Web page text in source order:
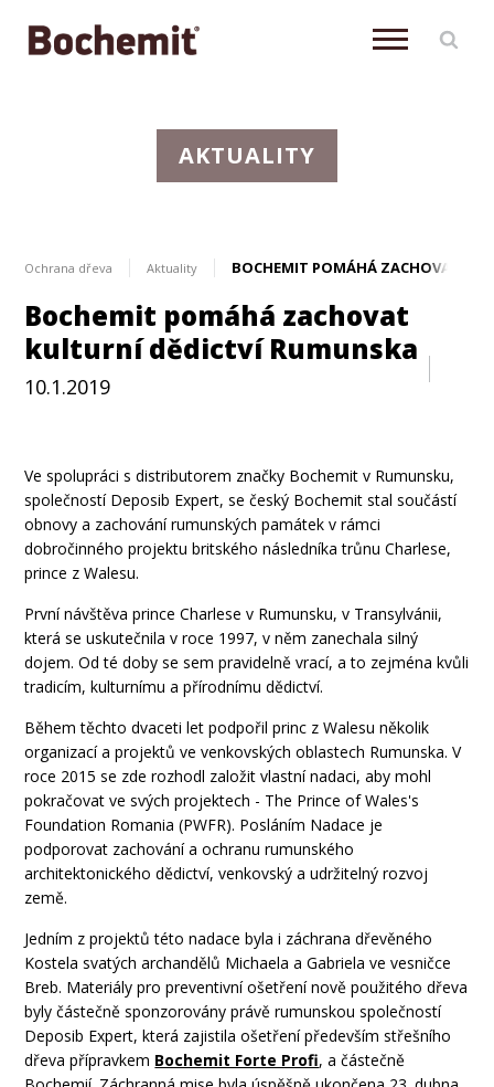
AKTUALITY
Ochrana dřeva Aktuality BOCHEMIT POMÁHÁ ZACHOVAT
Bochemit pomáhá zachovat
kulturní dědictví Rumunska
10.1.2019
Ve spolupráci s distributorem značky Bochemit v Rumunsku,
společností Deposib Expert, se český Bochemit stal součástí
obnovy a zachování rumunských památek v rámci
dobročinného projektu britského následníka trůnu Charlese,
prince z Walesu.
První návštěva prince Charlese v Rumunsku, v Transylvánii,
která se uskutečnila v roce 1997, v něm zanechala silný
dojem. Od té doby se sem pravidelně vrací, a to zejména kvůli
tradicím, kulturnímu a přírodnímu dědictví.
Během těchto dvaceti let podpořil princ z Walesu několik
organizací a projektů ve venkovských oblastech Rumunska. V
roce 2015 se zde rozhodl založit vlastní nadaci, aby mohl
pokračovat ve svých projektech - The Prince of Wales's
Foundation Romania (PWFR). Posláním Nadace je
podporovat zachování a ochranu rumunského
architektonického dědictví, venkovský a udržitelný rozvoj
země.
Jedním z projektů této nadace byla i záchrana dřevěného
Kostela svatých archandělů Michaela a Gabriela ve vesničce
Breb. Materiály pro preventivní ošetření nově použitého dřeva
byly částečně sponzorovány právě rumunskou společností
Deposib Expert, která zajistila ošetření především střešního
dřeva přípravkem Bochemit Forte Profi, a částečně